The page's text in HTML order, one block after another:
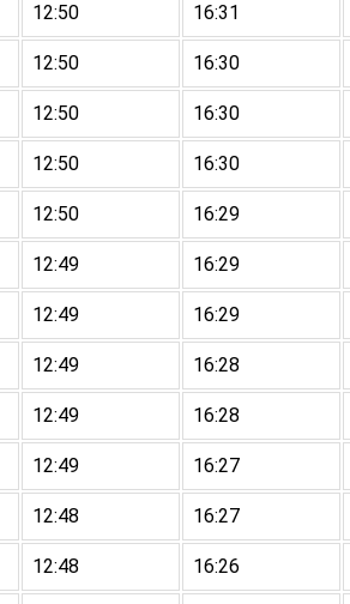
12:50 16:31
12:50 16:30
12:50 16:30
12:50 16:30
12:50 16:29
12:49 16:29
12:49 16:29
12:49 16:28
12:49 16:28
12:49 16:27
12:48 16:27
12:48 16:26